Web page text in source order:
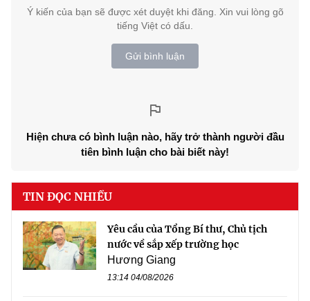
Ý kiến của bạn sẽ được xét duyệt khi đăng. Xin vui lòng gõ
tiếng Việt có dấu.
Gửi bình luận
Hiện chưa có bình luận nào, hãy trở thành người đầu
tiên bình luận cho bài biết này!
TIN ĐỌC NHIỀU
Yêu cầu của Tổng Bí thư, Chủ tịch
nước về sắp xếp trường học
Hương Giang
13:14 04/08/2026